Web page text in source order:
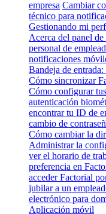
empresa Cambiar
técnico para
Gestionando mi
Acerca del panel
personal de
notificaciones
Bandeja de
Cómo sincronizar
Cómo configurar
autenticación
encontrar tu ID de
cambio de
Cómo cambiar la
Administrar la
ver el horario de
preferencia en
acceder Factorial
jubilar a un
electrónico para
Aplicación móvil